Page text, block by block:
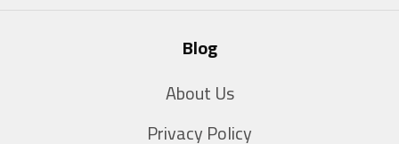
Blog
About Us
Privacy Policy